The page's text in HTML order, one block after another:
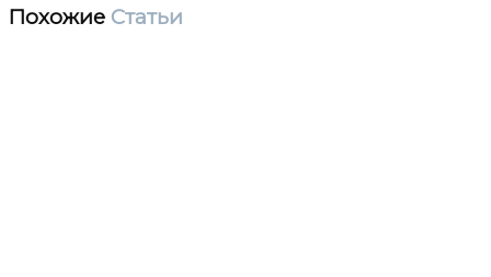
Похожие Статьи